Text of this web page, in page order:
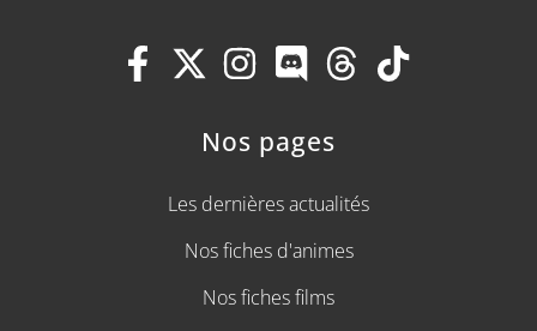
Nos pages
Les dernières actualités
Nos fiches d'animes
Nos fiches films